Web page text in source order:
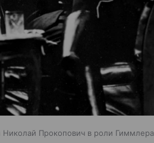
Прокопович в роли Гиммлера